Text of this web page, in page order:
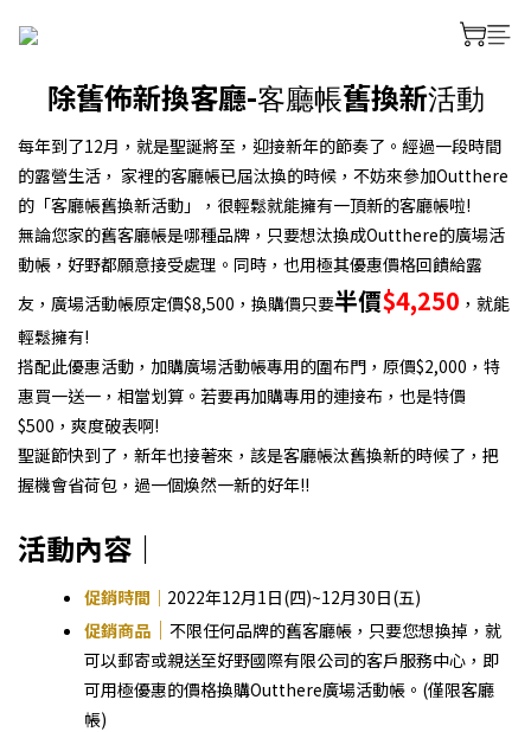
除舊佈新換客廳-客廳帳舊換新活動
每年到了12月，就是聖誕將至，迎接新年的節奏了。經過一段時間
的露營生活， 家裡的客廳帳已屆汰換的時候，不妨來參加Outthere
的「客廳帳舊換新活動」，很輕鬆就能擁有一頂新的客廳帳啦!
無論您家的舊客廳帳是哪種品牌，只要想汰換成Outthere的廣場活
動帳，好野都願意接受處理。同時，也用極其優惠價格回饋給露
友，廣場活動帳原定價$8,500，換購價只要半價$4,250 ，就能
輕鬆擁有!
搭配此優惠活動，加購廣場活動帳專用的圍布門，原價$2,000，特
惠買一送一，相當划算。若要再加購專用的連接布，也是特價
$500，爽度破表啊!
聖誕節快到了，新年也接著來，該是客廳帳汰舊換新的時候了，把
握機會省荷包，過一個煥然一新的好年!!
活動內容｜
促銷時間｜ 2022年12月1日(四)~12月30日(五)
促銷商品 ｜ 不限任何品牌的舊客廳帳，只要您想換掉，就
可以郵寄或親送至好野國際有限公司的客戶服務中心，即
可用極優惠的價格換購Outthere廣場活動帳。(僅限客廳
帳)